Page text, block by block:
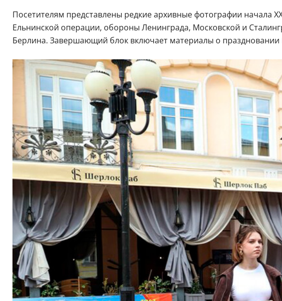
Посетителям представлены редкие архивные фотографии начала
Ельнинской операции, обороны Ленинграда, Московской и
Берлина. Завершающий блок включает материалы о